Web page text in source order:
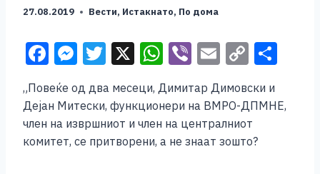
27.08.2019 Вести, Истакнато, По дома
F
a
c
e
b
M
ss
e
n
T
tt
er
X W
h
at
s
A
Vi
er
E
ai
l
C
p
y
Li
ar
„Повеќе од два месеци, Димитар Димовски и
Дејан Митески, функционери на ВМРО-ДПМНЕ,
член на извршниот и член на централниот
комитет, се притворени, а не знаат зошто?